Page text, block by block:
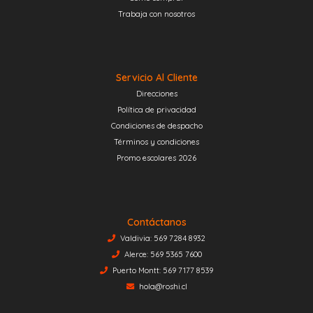
Trabaja con nosotros
Servicio Al Cliente
Direcciones
Política de privacidad
Condiciones de despacho
Términos y condiciones
Promo escolares 2026
Contáctanos
Valdivia: 569 7284 8932
Alerce: 569 5365 7600
Puerto Montt: 569 7177 8539
hola@roshi.cl